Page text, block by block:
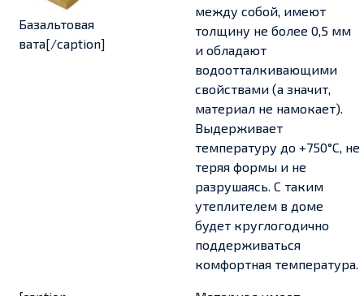
Базальтовая
вата[/caption]
между собой, имеют
толщину не более 0,5 мм
и обладают
водоотталкивающими
свойствами (а значит,
материал не намокает).
Выдерживает
температуру до +750°С, не
теряя формы и не
разрушаясь. С таким
утеплителем в доме
будет круглогодично
поддерживаться
комфортная температура.